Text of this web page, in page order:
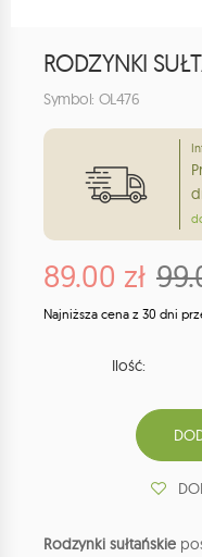
RODZYNKI
Symbol: OL476
89.00 zł
Najniższa cena z 30 dni
Ilość:
Rodzynki sułtańskie